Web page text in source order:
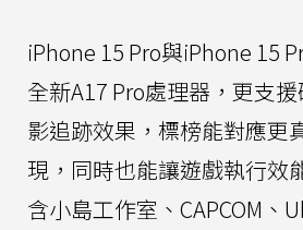
iPhone 15 Pro與iPhone 15
全新A17 Pro處理器，更支
影追跡效果，標榜能對應更
現，同時也能讓遊戲執行效
含小島工作室、CAPCOM、